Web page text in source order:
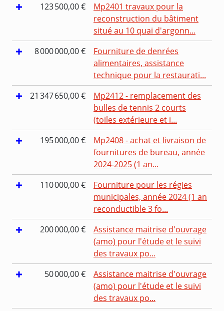
123 500,00 €
Mp2401 travaux pour la
reconstruction du bâtiment
situé au 10 quai d'argonn...
8 000 000,00 €
Fourniture de denrées
alimentaires, assistance
technique pour la restaurati...
21 347 650,00 €
Mp2412 - remplacement des
bulles de tennis 2 courts
(toiles extérieure et i...
195 000,00 €
Mp2408 - achat et livraison de
fournitures de bureau, année
2024-2025 (1 an...
110 000,00 €
Fourniture pour les régies
municipales, année 2024 (1 an
reconductible 3 fo...
200 000,00 €
Assistance maitrise d'ouvrage
(amo) pour l'étude et le suivi
des travaux po...
50 000,00 €
Assistance maitrise d'ouvrage
(amo) pour l'étude et le suivi
des travaux po...